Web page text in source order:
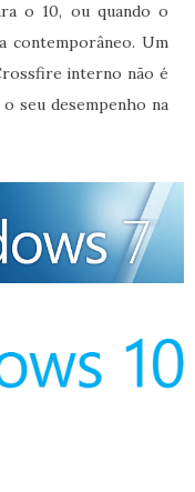
o 10, ou quando o
contemporâneo. Um
interno não é
seu desempenho na